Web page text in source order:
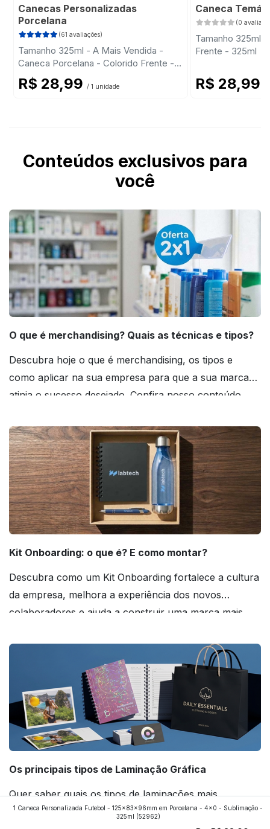
Canecas Personalizadas
Porcelana
(61 avaliações)
Tamanho 325ml - A Mais Vendida -
Caneca Porcelana - Colorido Frente -
325ml
R$ 28,99 / 1 unidade
Caneca
(0
Tamanho 325ml
Frente - 325ml
R$ 28,99
Conteúdos exclusivos para
você
O que é merchandising? Quais as técnicas e tipos?
Descubra hoje o que é merchandising, os tipos e
como aplicar na sua empresa para que a sua marca
atinja o sucesso desejado. Confira nosso conteúdo
Kit Onboarding: o que é? E como montar?
Descubra como um Kit Onboarding fortalece a cultura
da empresa, melhora a experiência dos novos
colaboradores e ajuda a construir uma marca mais
Os principais tipos de Laminação Gráfica
Quer saber quais os tipos de laminações mais
aplicados nos impressos da gráfica FuturaIM? Então,
1 Caneca Personalizada Futebol - 125x83x96mm em Porcelana - 4x0 - Sublimação -
325ml
(52962)